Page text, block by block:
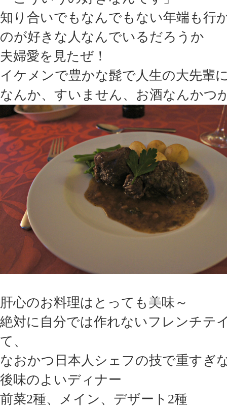
知り合いでもなんでもない年端も行
のが好きな人なんでいるだろうか
夫婦愛を見たぜ！
イケメンで豊かな髭で人生の大先輩
なんか、すいません、お酒なんかつ
肝心のお料理はとっても美味～
絶対に自分では作れないフレンチテ
て、
なおかつ日本人シェフの技で重すぎ
後味のよいディナー
前菜2種、メイン、デザート2種